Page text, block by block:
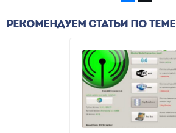
РЕКОМЕНДУЕМ СТАТЬИ ПО ТЕМЕ